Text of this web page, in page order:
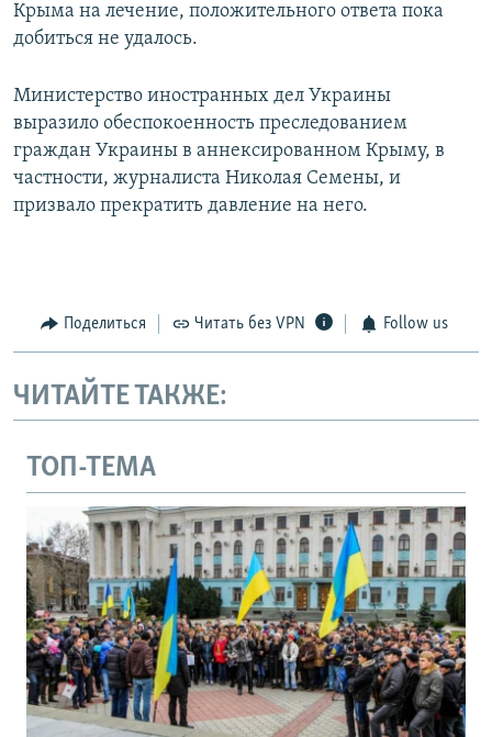
Крыма на лечение, положительного ответа пока
добиться не удалось.
Министерство иностранных дел Украины
выразило обеспокоенность преследованием
граждан Украины в аннексированном Крыму, в
частности, журналиста Николая Семены, и
призвало прекратить давление на него.
Поделиться Читать без VPN Follow us
ЧИТАЙТЕ ТАКЖЕ:
ТОП-ТЕМА